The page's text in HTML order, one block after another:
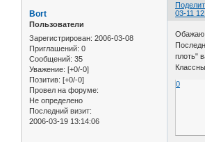
03-11
Bort
Пользователи
Зарегистрирован: 2006-03-08
Приглашений: 0
Сообщений: 35
Уважение: [+0/-0]
Позитив: [+0/-0]
Провел на форуме:
Не определено
Последний визит:
2006-03-19 13:14:06
Обажаю
плоть"
0